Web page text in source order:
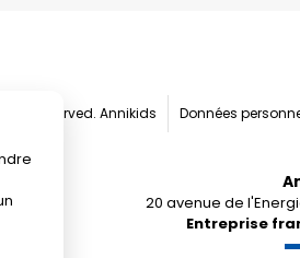
reserved. Annikids Données
20 avenue de
Entreprise